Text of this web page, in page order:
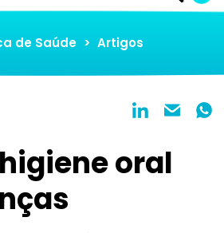
de Saúde > Artigos
oral